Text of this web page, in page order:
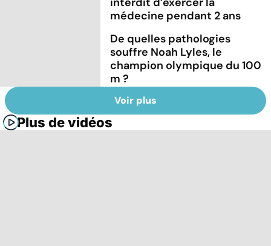
médecine pendant 2 ans
De quelles pathologies
souffre Noah Lyles, le
champion olympique du 100
m ?
Voir plus
Plus de vidéos